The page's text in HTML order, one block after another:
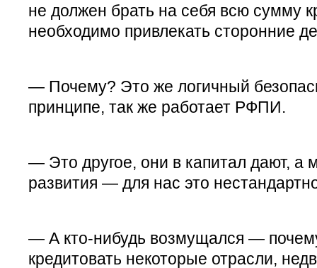
не должен брать на себя всю сумму
необходимо привлекать сторонние
— Почему? Это же логичный
принципе, так же работает РФПИ.
— Это другое, они в капитал дают, а
развития — для нас это
— А кто-нибудь возмущался —
кредитовать некоторые отрасли,